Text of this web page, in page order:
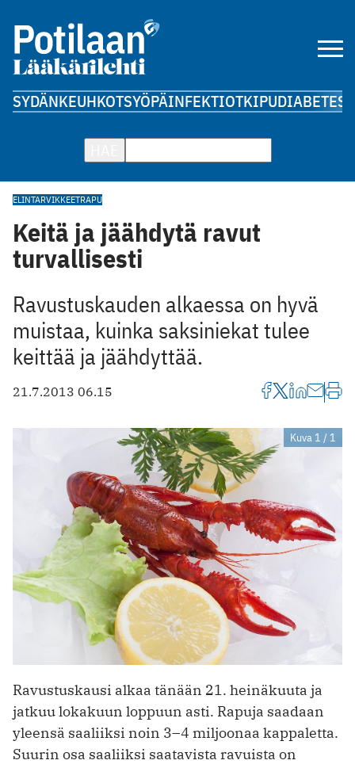
SYDÄNKEUHKOTSYÖPÄINFEKTIOTKIPUDIABETES
ELINTARVIKKEETRAPU
Keitä ja jäähdytä ravut
turvallisesti
Ravustuskauden alkaessa on hyvä
muistaa, kuinka saksiniekat tulee
keittää ja jäähdyttää.
21.7.2013 06.15
Kuva 1 / 1
Ravustuskausi alkaa tänään 21. heinäkuuta ja
jatkuu lokakuun loppuun asti. Rapuja saadaan
yleensä saaliiksi noin 3–4 miljoonaa kappaletta.
Suurin osa saaliiksi saatavista ravuista on